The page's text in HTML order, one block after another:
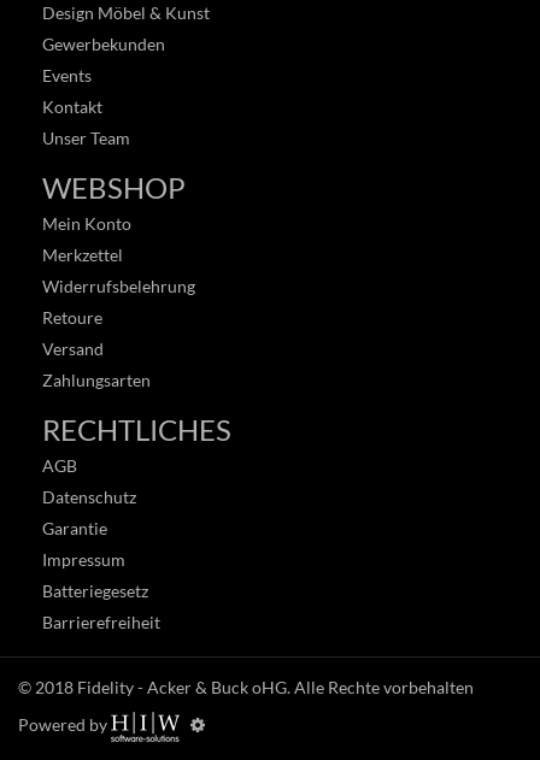
Design Möbel & Kunst
Gewerbekunden
Events
Kontakt
Unser Team
WEBSHOP
Mein Konto
Merkzettel
Widerrufsbelehrung
Retoure
Versand
Zahlungsarten
RECHTLICHES
AGB
Datenschutz
Garantie
Impressum
Batteriegesetz
Barrierefreiheit
© 2018 Fidelity - Acker & Buck oHG. Alle Rechte vorbehalten
Powered by